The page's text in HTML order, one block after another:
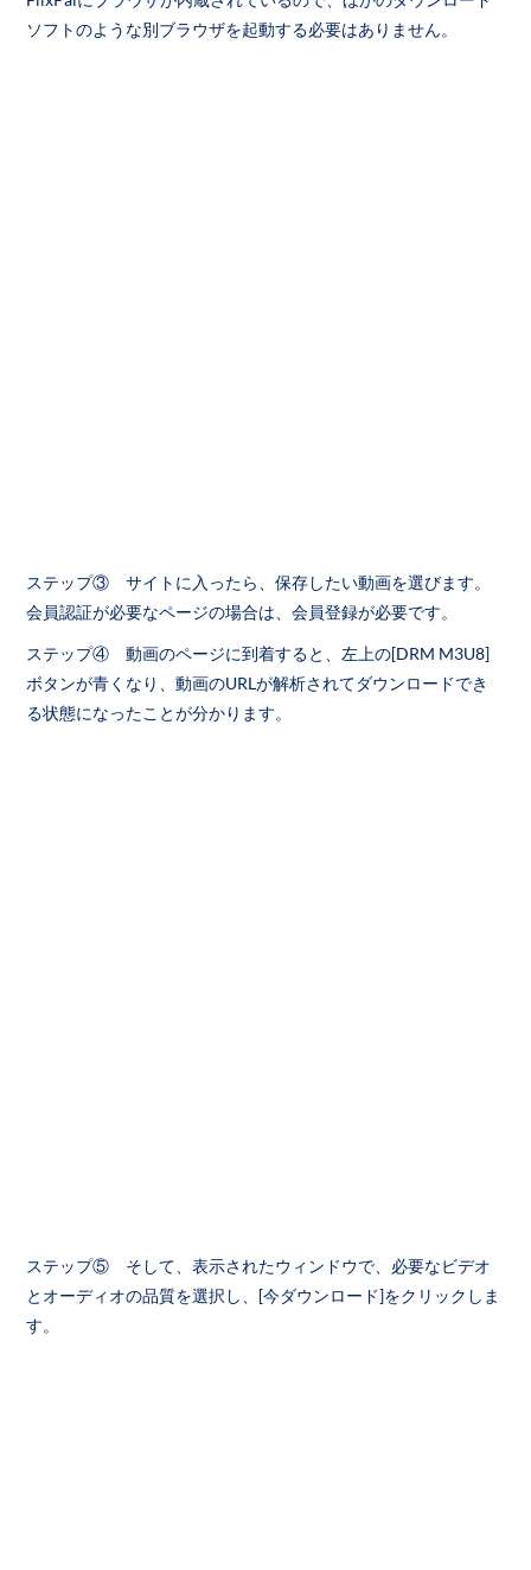
ソフトのような別ブラウザを起動する必要はありません。
ステップ③ サイトに入ったら、保存したい動画を選びます。
会員認証が必要なページの場合は、会員登録が必要です。
ステップ④ 動画のページに到着すると、左上の[DRM M3U8]
ボタンが青くなり、動画のURLが解析されてダウンロードでき
る状態になったことが分かります。
ステップ⑤ そして、表示されたウィンドウで、必要なビデオ
とオーディオの品質を選択し、[今ダウンロード]をクリックしま
す。